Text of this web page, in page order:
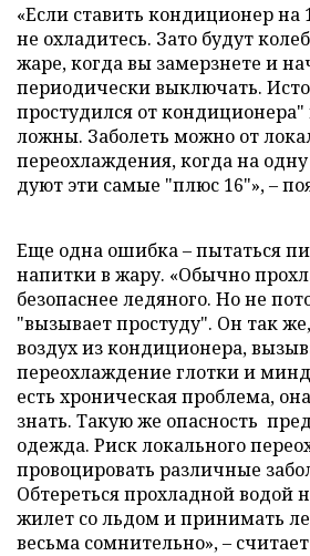
«Если ставить кондиционер на
не охладитесь. Зато будут
жаре, когда вы замерзнете и
периодически выключать.
простудился от кондиционера"
ложны. Заболеть можно от
переохлаждения, когда на одну
дуют эти самые "плюс 16"», –
Еще одна ошибка – пытаться
напитки в жару. «Обычно
безопаснее ледяного. Но не
"вызывает простуду". Он так
воздух из кондиционера,
переохлаждение глотки и
есть хроническая проблема,
знать. Такую же опасность
одежда. Риск локального
провоцировать различные
Обтереться прохладной водой
жилет со льдом и принимать
весьма сомнительно», –